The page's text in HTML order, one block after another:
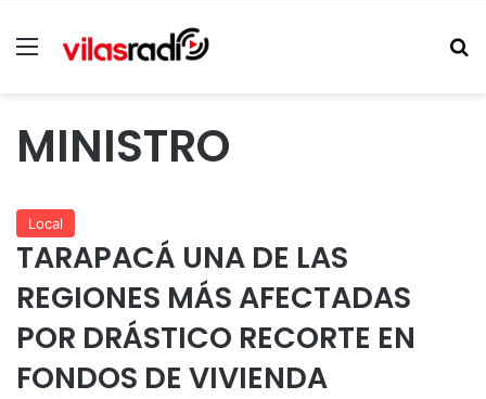
Menú
MINISTRO
Local
TARAPACÁ UNA DE LAS
REGIONES MÁS AFECTADAS
POR DRÁSTICO RECORTE EN
FONDOS DE VIVIENDA